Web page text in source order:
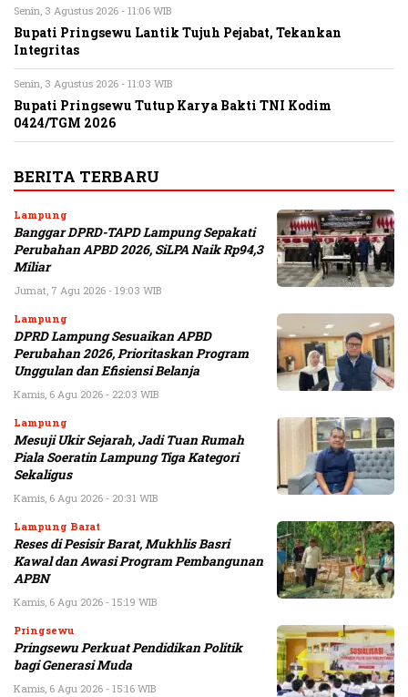
Senin, 3 Agustus 2026 - 11:06 WIB
Bupati Pringsewu Lantik Tujuh Pejabat, Tekankan
Integritas
Senin, 3 Agustus 2026 - 11:03 WIB
Bupati Pringsewu Tutup Karya Bakti TNI Kodim
0424/TGM 2026
BERITA TERBARU
Lampung
Banggar DPRD-TAPD Lampung Sepakati
Perubahan APBD 2026, SiLPA Naik Rp94,3
Miliar
Jumat, 7 Agu 2026 - 19:03 WIB
Lampung
DPRD Lampung Sesuaikan APBD
Perubahan 2026, Prioritaskan Program
Unggulan dan Efisiensi Belanja
Kamis, 6 Agu 2026 - 22:03 WIB
Lampung
Mesuji Ukir Sejarah, Jadi Tuan Rumah
Piala Soeratin Lampung Tiga Kategori
Sekaligus
Kamis, 6 Agu 2026 - 20:31 WIB
Lampung Barat
Reses di Pesisir Barat, Mukhlis Basri
Kawal dan Awasi Program Pembangunan
APBN
Kamis, 6 Agu 2026 - 15:19 WIB
Pringsewu
Pringsewu Perkuat Pendidikan Politik
bagi Generasi Muda
Kamis, 6 Agu 2026 - 15:16 WIB